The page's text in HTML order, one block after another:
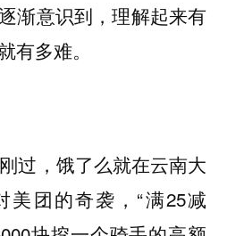
渐意识到，理解起来有
有多难。
过，饿了么就在云南大
美团的奇袭，“满25减